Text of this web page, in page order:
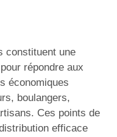
constituent une
répondre aux
économiques
boulangers,
Ces points de
efficace